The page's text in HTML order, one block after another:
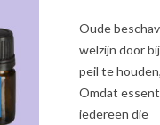
2021-
07-
Oude
welzijn door
peil te
Omdat
iedereen die